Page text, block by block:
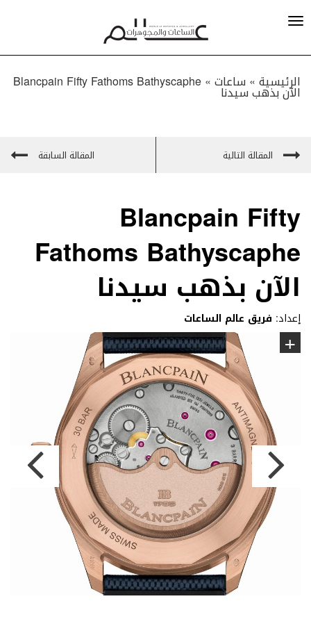
الرئيسية » ساعات»
Blancpain Fifty Fathoms Bathyscaphe
الآن بذهب سيدنا
المقالة التالية المقالة السابقة
Blancpain Fifty
Fathoms Bathyscaphe
الآن بذهب سيدنا
إعداد: فريق عالم الساعات